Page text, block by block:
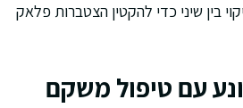
בין שיני כדי להקטין הצטברות פלאק
עם טיפול משקם